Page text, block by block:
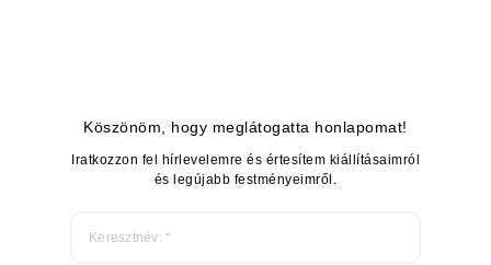
Köszönöm, hogy meglátogatta honlapomat!
Iratkozzon fel hírlevelemre és értesítem kiállításaimról
és legújabb festményeimről.